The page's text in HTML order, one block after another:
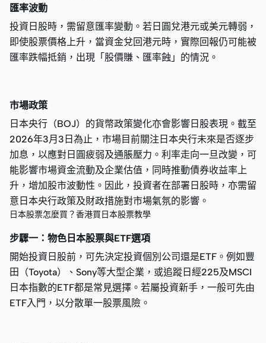
匯率波動
投資日股時，需留意匯率變動。若日圓兌港元或美元轉弱，
即使股票價格上升，當資金兌回港元時，實際回報仍可能被
匯率跌幅抵銷，出現「股價賺、匯率蝕」的情況。
市場政策
日本央行（BOJ）的貨幣政策變化亦會影響日股表現。截至
2026年3月3日為止，市場目前關注日本央行未來是否逐步
加息，以應對日圓疲弱及通脹壓力。利率走向一旦改變，可
能影響市場資金流動及企業估值，同時推動債券收益率上
升，增加股市波動性。因此，投資者在部署日股時，亦需留
意日本央行政策及財政措施對市場氣氛的影響。
日本股票怎麼買？香港買日本股票教學
步驟一：物色日本股票與ETF選項
開始投資日股前，可先決定投資個別公司還是ETF。例如豐
田（Toyota）、Sony等大型企業，或追蹤日經225及MSCI
日本指數的ETF都是常見選擇。若屬投資新手，一般可先由
ETF入門，以分散單一股票風險。